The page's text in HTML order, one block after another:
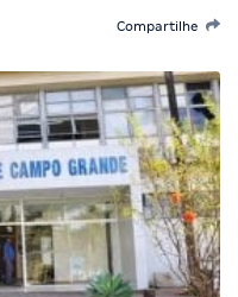
Compartilhe